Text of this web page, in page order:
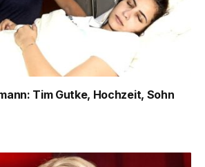
Tim Gutke, Hochzeit, Sohn